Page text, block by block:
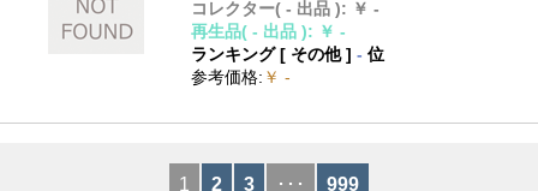
コレクター( - 出品 ): ￥ -
再生品( - 出品 ): ￥ -
ランキング [ その他]- 位
参考価格: ￥ -
1 2 3 ･･･ 999